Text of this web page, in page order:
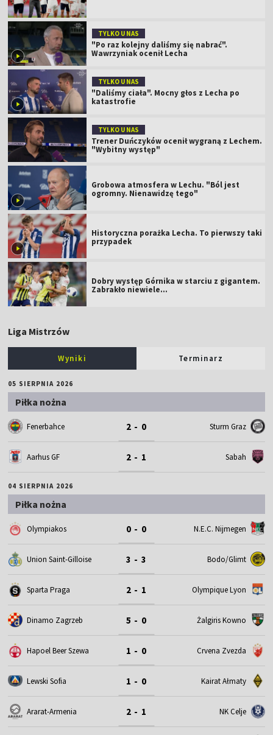
TYLKO U NAS
"Po raz kolejny daliśmy się nabrać".
Wawrzyniak ocenił Lecha
TYLKO U NAS
"Daliśmy ciała". Mocny głos z Lecha po
katastrofie
TYLKO U NAS
Trener Duńczyków ocenił wygraną z Lechem.
"Wybitny występ"
Grobowa atmosfera w Lechu. "Ból jest
ogromny. Nienawidzę tego"
Historyczna porażka Lecha. To pierwszy taki
przypadek
Dobry występ Górnika w starciu z gigantem.
Zabrakło niewiele...
Liga Mistrzów
Wyniki Terminarz
05 SIERPNIA 2026
Piłka nożna
Fenerbahce 2 - 0 Sturm Graz
Aarhus GF 2 - 1 Sabah
04 SIERPNIA 2026
Piłka nożna
Olympiakos 0 - 0 N.E.C. Nijmegen
Union Saint-Gilloise 3 - 3 Bodo/Glimt
Sparta Praga 2 - 1 Olympique Lyon
Dinamo Zagrzeb 5 - 0 Żalgiris Kowno
Hapoel Beer Szewa 1 - 0 Crvena Zvezda
Lewski Sofia 1 - 0 Kairat Ałmaty
Ararat-Armenia 2 - 1 NK Celje